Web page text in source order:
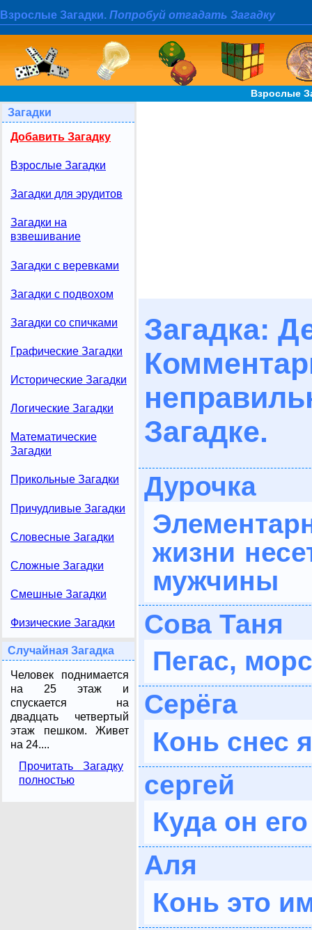
Взрослые Загадки. Попробуй отгадать Загадку
Взрослые
Загадки
Добавить Загадку
Взрослые Загадки
Загадки для эрудитов
Загадки на
взвешивание
Загадки с веревками
Загадки с подвохом
Загадки со спичками
Графические Загадки
Исторические Загадки
Логические Загадки
Математические
Загадки
Прикольные Загадки
Причудливые Загадки
Словесные Загадки
Сложные Загадки
Смешные Загадки
Физические Загадки
Случайная Загадка
Человек поднимается
на 25 этаж и
спускается на
двадцать четвертый
этаж пешком. Живет
на 24....
Прочитать Загадку
полностью
Загадка:
Загадке.
Дурочка
жизни
мужчины
Сова Таня
Пегас,
Серёга
Конь снес
сергей
Куда он
Аля
Конь это